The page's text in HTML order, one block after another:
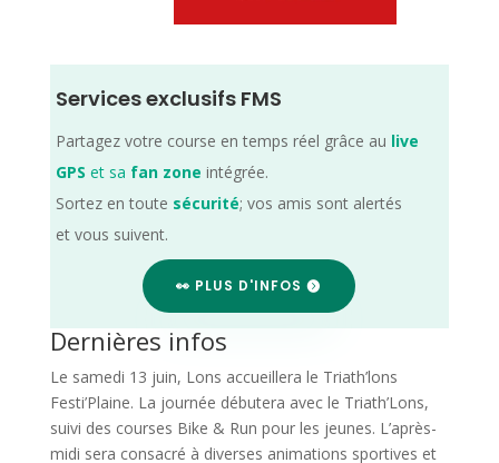
Services exclusifs FMS
Partagez votre course en temps réel grâce au live
GPS et sa fan zone intégrée.
Sortez en toute sécurité; vos amis sont alertés
et vous suivent.
👀 PLUS D'INFOS
Dernières infos
Le samedi 13 juin, Lons accueillera le Triath’lons
Festi’Plaine. La journée débutera avec le Triath’Lons,
suivi des courses Bike & Run pour les jeunes. L’après-
midi sera consacré à diverses animations sportives et